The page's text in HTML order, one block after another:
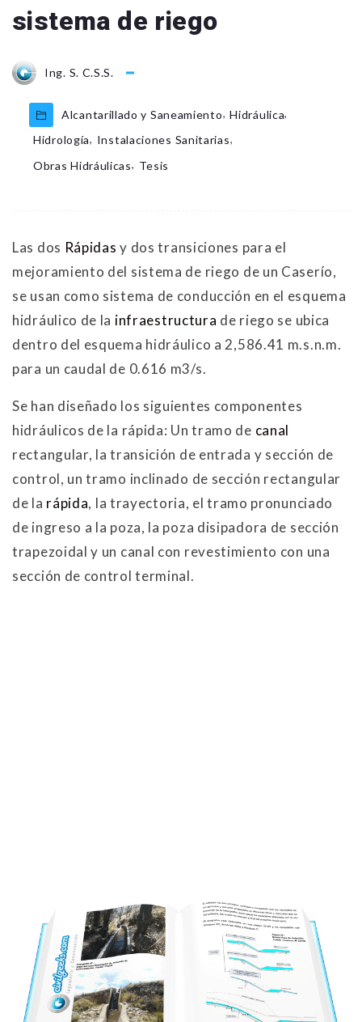
sistema de riego
Ing. S. C.S.S.
Alcantarillado y Saneamiento, Hidráulica,
Hidrología, Instalaciones Sanitarias,
Obras Hidráulicas, Tesis
Las dos Rápidas y dos transiciones para el
mejoramiento del sistema de riego de un Caserío,
se usan como sistema de conducción en el esquema
hidráulico de la infraestructura de riego se ubica
dentro del esquema hidráulico a 2,586.41 m.s.n.m.
para un caudal de 0.616 m3/s.
Se han diseñado los siguientes componentes
hidráulicos de la rápida: Un tramo de canal
rectangular, la transición de entrada y sección de
control, un tramo inclinado de sección rectangular
de la rápida, la trayectoria, el tramo pronunciado
de ingreso a la poza, la poza disipadora de sección
trapezoidal y un canal con revestimiento con una
sección de control terminal.